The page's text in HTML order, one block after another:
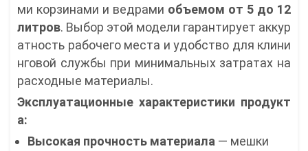
ми корзинами и ведрами объемом от 5 до 12
литров. Выбор этой модели гарантирует аккур
атность рабочего места и удобство для клини
нговой службы при минимальных затратах на
расходные материалы.
Эксплуатационные характеристики продукт
а:
Высокая прочность материала — мешки